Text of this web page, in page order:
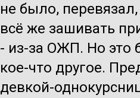
не было,
всё же зашивать
- из-за ОЖП. Но это
кое-что другое.
девкой-